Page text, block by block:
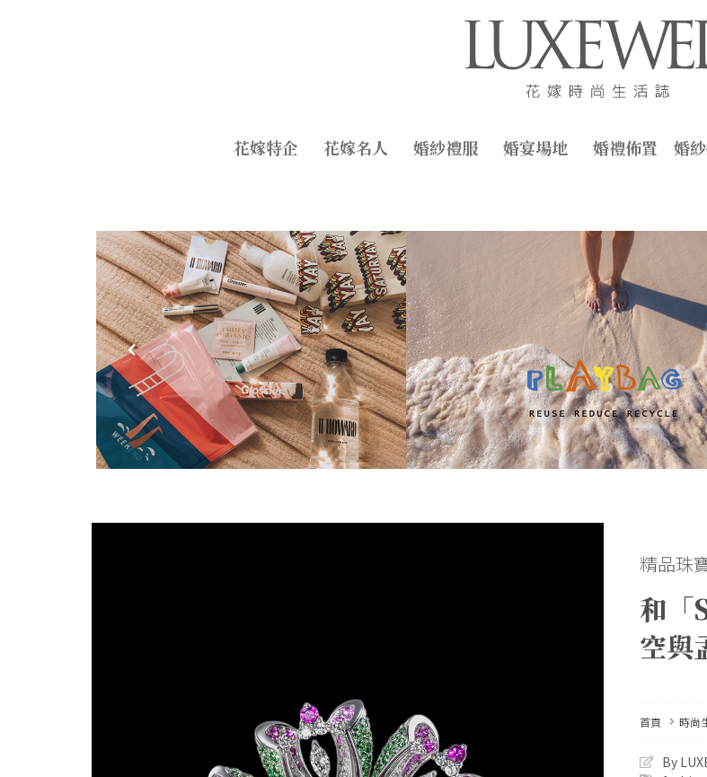
花嫁特企 花嫁名人 婚紗禮服 婚宴場地 婚禮佈置 婚
精品珠
和「
空與
首頁 時尚
By